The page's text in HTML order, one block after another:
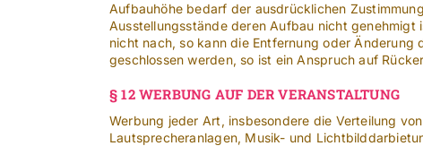
Aufbauhöhe bedarf der ausdrücklichen
Ausstellungsstände deren Aufbau nicht
nicht nach, so kann die Entfernung oder Änderung
geschlossen werden, so ist ein Anspruch auf
§ 12 WERBUNG AUF DER VERANSTALTUNG
Werbung jeder Art, insbesondere die Verteilung
Lautsprecheranlagen, Musik- und